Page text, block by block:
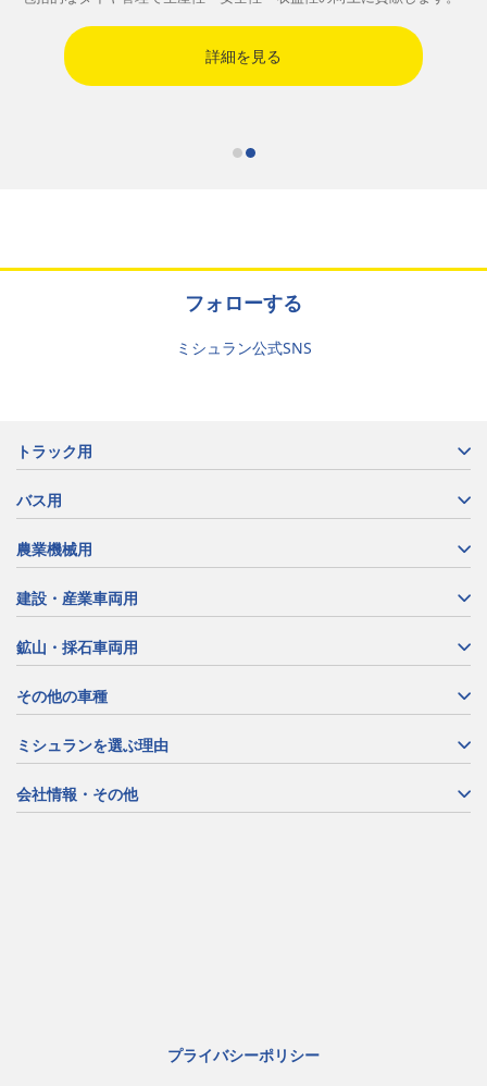
詳細を見る
フォローする
ミシュラン公式SNS
トラック用
バス用
農業機械用
建設・産業車両用
鉱山・採石車両用
その他の車種
ミシュランを選ぶ理由
会社情報・その他
プライバシーポリシー